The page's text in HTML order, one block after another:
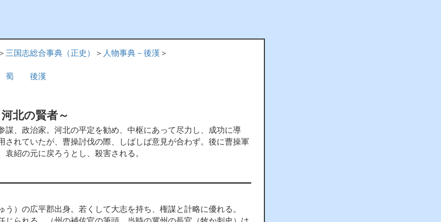
＞ 三国志総合事典（正史） ＞ 人物事典－後漢 ＞
蜀 後漢
河北の賢者～
、政治家。河北の平定を勧め、中枢にあって尽力し、成功に導
されていたが、曹操討伐の際、しばしば意見が合わず。後に曹操軍
袁紹の元に戻ろうとし、殺害される。
う）の広平郡出身。若くして大志を持ち、権謀と計略に優れる。